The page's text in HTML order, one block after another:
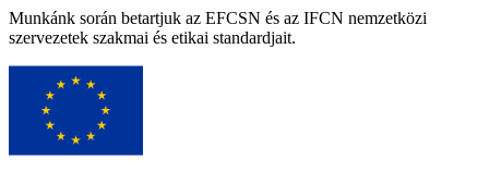
Munkánk során betartjuk az EFCSN és az IFCN nemzetközi
szervezetek szakmai és etikai standardjait.